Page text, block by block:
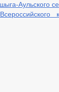
Аульского